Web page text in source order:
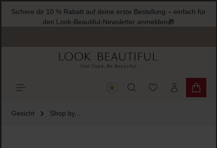
springen
Sichere dir 10 % Rabatt auf deine erste Bestellung – einfach für
den Look-Beautiful-Newsletter anmelden🎁
Du hast 0
Gesicht Shop by...